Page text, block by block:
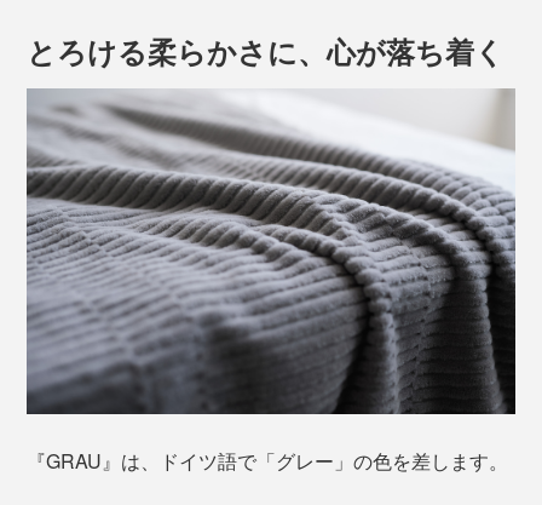
とろける柔らかさに、心が落ち着く
『GRAU』は、ドイツ語で「グレー」の色を差します。